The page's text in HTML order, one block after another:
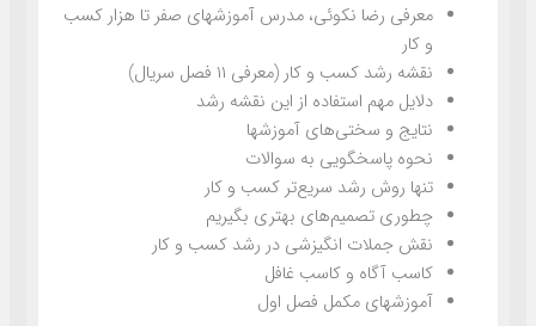
معرفی رضا نکوئی، مدرس آموزشهای صفر تا هزار کسب
و کار
نقشه رشد کسب و کار (معرفی ۱۱ فصل سریال)
دلایل مهم استفاده از این نقشه رشد
نتایج و سختی‌های آموزشها
نحوه پاسخگویی به سوالات
تنها روش رشد سریع‌تر کسب و کار
چطوری تصمیم‌های بهتری بگیریم
نقش جملات انگیزشی در رشد کسب و کار
کاسب آگاه و کاسب غافل
آموزشهای مکمل فصل اول